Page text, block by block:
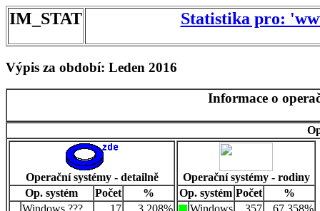
IM_STAT Statistika pro:
Výpis za období: Leden 2016
Informace o
Operační systémy - detailně
Op. systém
Počet
%
Operační systémy - rodiny
Op. systém Počet
%